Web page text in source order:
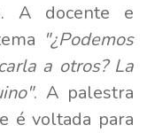
A docente e
"¿Podemos
a otros? La
. A palestra
é voltada para